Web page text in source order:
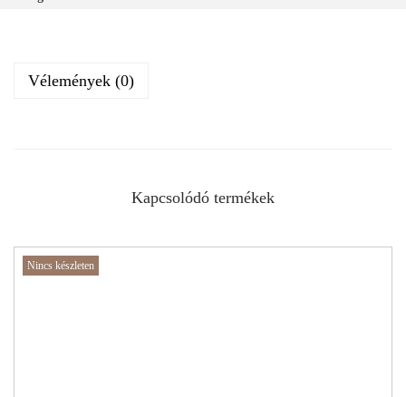
Vélemények (0)
Kapcsolódó termékek
Nincs készleten